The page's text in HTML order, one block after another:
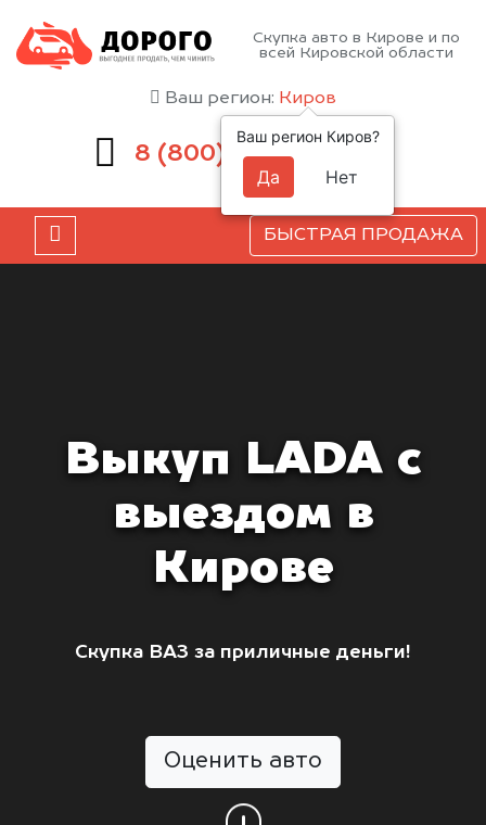
Скупка авто в Кирове и по
всей Кировской области
Ваш регион: Киров
8 (800) 551-81-15
БЫСТРАЯ ПРОДАЖА
Выкуп LADA с
выездом в
Кирове
Скупка ВАЗ за приличные деньги!
Оценить авто
Ваш регион Киров?
Да Нет